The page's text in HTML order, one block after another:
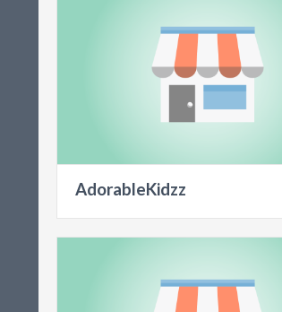
AdorableKidzz